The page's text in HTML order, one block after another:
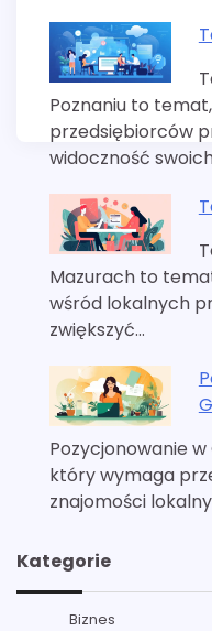
Poznaniu to
przedsiębiorców
widoczność
Mazurach to
wśród lokalnych
zwiększyć…
Pozycjonowanie
który wymaga
znajomości
Kategorie
Biznes